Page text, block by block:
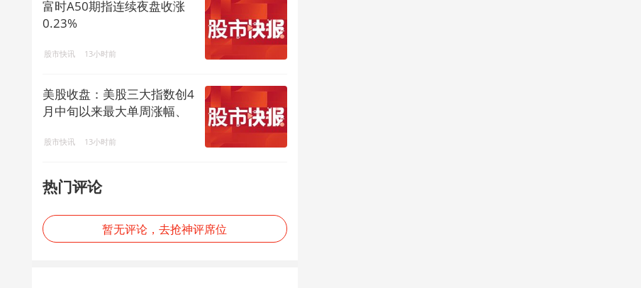
富时A50期指连续夜盘收涨
0.23%
股市快讯 13小时前
美股收盘：美股三大指数创4
月中旬以来最大单周涨幅、
高，光通信板块大涨、存储
股市快讯 13小时前
热门评论
暂无评论，去抢神评席位